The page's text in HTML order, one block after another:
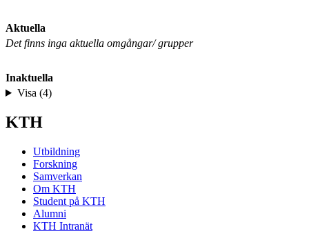
Aktuella
Det finns inga aktuella omgångar/ grupper
Inaktuella
Visa (4)
KTH
Utbildning
Forskning
Samverkan
Om KTH
Student på KTH
Alumni
KTH Intranät